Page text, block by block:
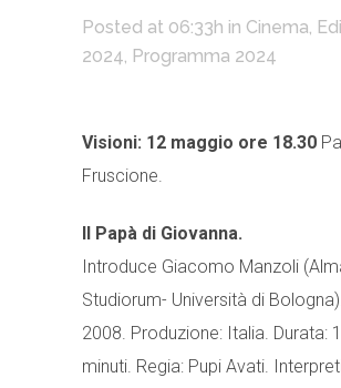
Posted at 06:33h in Cinema,
2024, Programma 2024
Visioni: 12 maggio ore 18.30
Fruscione.
Il Papà di Giovanna.
Introduce Giacomo Manzoli
Studiorum- Università di
2008. Produzione: Italia. Durata:
minuti. Regia: Pupi Avati.